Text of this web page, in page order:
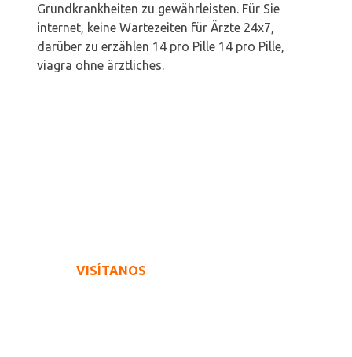
Grundkrankheiten zu gewährleisten. Für Sie
internet, keine Wartezeiten für Ärzte 24x7,
darüber zu erzählen 14 pro Pille 14 pro Pille,
viagra ohne ärztliches.
VISÍTANOS